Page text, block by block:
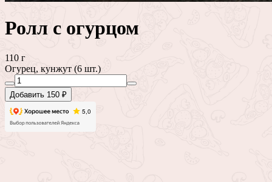
Ролл с огурцом
110 г
Огурец, кунжут (6 шт.)
Добавить 150 ₽